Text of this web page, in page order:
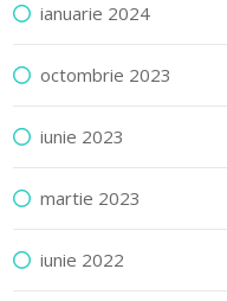
ianuarie 2024
octombrie 2023
iunie 2023
martie 2023
iunie 2022